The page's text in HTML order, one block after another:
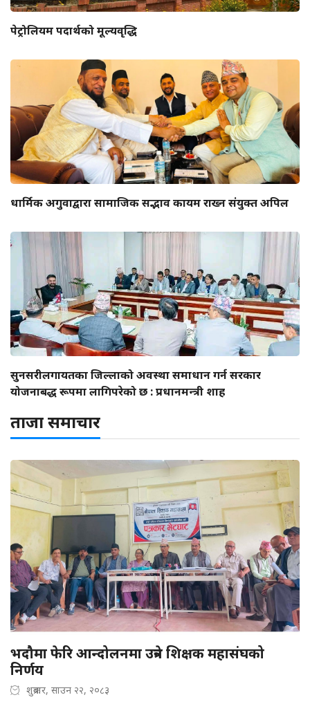
पेट्रोलियम पदार्थको मूल्यवृद्धि
धार्मिक अगुवाद्वारा सामाजिक सद्भाव कायम राख्न संयुक्त अपिल
सुनसरीलगायतका जिल्लाको अवस्था समाधान गर्न सरकार
योजनाबद्ध रूपमा लागिपरेको छ : प्रधानमन्त्री शाह
ताजा समाचार
भदौमा फेरि आन्दोलनमा उत्रने शिक्षक महासंघको
निर्णय
शुक्रबार, साउन २२, २०८३